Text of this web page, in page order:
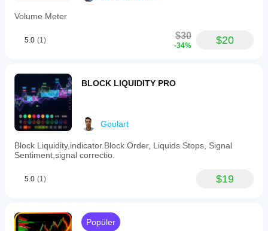
Volume Meter
5.0 (1) $30
-34% $20
BLOCK LIQUIDITY PRO
Goulart
Block Liquidity,indicator.Block Order, Liquids Stops, Signal
Sentiment,signal correctio.
5.0 (1) $19
Popüler